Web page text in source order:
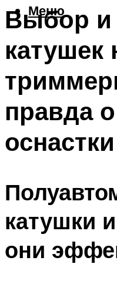
Меню
Выбор
катушек
правда
оснастки
катушки
они